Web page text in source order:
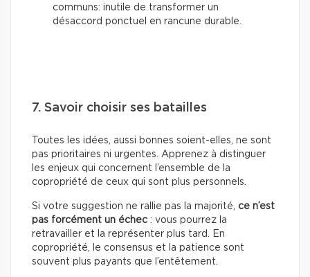
communs: inutile de transformer un
désaccord ponctuel en rancune durable.
7. Savoir choisir ses batailles
Toutes les idées, aussi bonnes soient-elles, ne sont
pas prioritaires ni urgentes. Apprenez à distinguer
les enjeux qui concernent l’ensemble de la
copropriété de ceux qui sont plus personnels.
Si votre suggestion ne rallie pas la majorité, ce n’est
pas forcément un échec : vous pourrez la
retravailler et la représenter plus tard. En
copropriété, le consensus et la patience sont
souvent plus payants que l’entêtement.